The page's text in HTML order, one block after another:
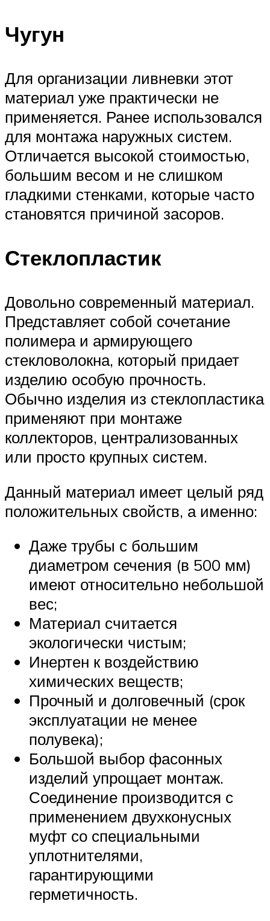
Чугун
Для организации ливневки этот
материал уже практически не
применяется. Ранее использовался
для монтажа наружных систем.
Отличается высокой стоимостью,
большим весом и не слишком
гладкими стенками, которые часто
становятся причиной засоров.
Стеклопластик
Довольно современный материал.
Представляет собой сочетание
полимера и армирующего
стекловолокна, который придает
изделию особую прочность.
Обычно изделия из стеклопластика
применяют при монтаже
коллекторов, централизованных
или просто крупных систем.
Данный материал имеет целый ряд
положительных свойств, а именно:
Даже трубы с большим
диаметром сечения (в 500 мм)
имеют относительно небольшой
вес;
Материал считается
экологически чистым;
Инертен к воздействию
химических веществ;
Прочный и долговечный (срок
эксплуатации не менее
полувека);
Большой выбор фасонных
изделий упрощает монтаж.
Соединение производится с
применением двухконусных
муфт со специальными
уплотнителями,
гарантирующими
герметичность.